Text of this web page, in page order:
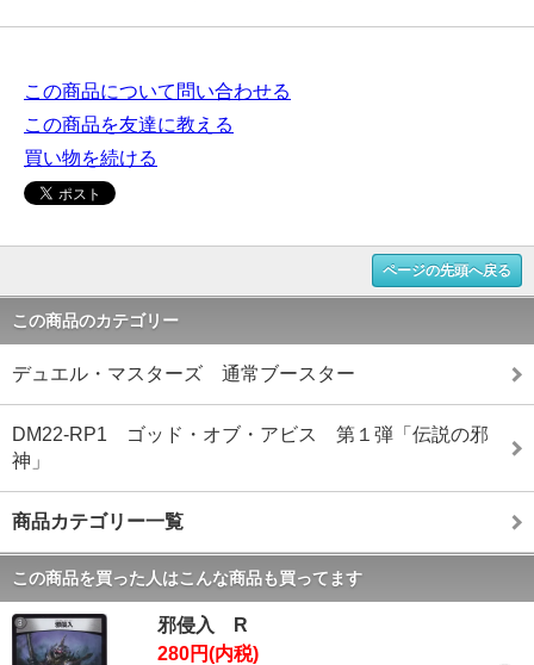
この商品について問い合わせる
この商品を友達に教える
買い物を続ける
ページの先頭へ戻る
この商品のカテゴリー
デュエル・マスターズ 通常ブースター
DM22-RP1 ゴッド・オブ・アビス 第１弾「伝説の邪
神」
商品カテゴリー一覧
この商品を買った人はこんな商品も買ってます
邪侵入 R
280円(内税)